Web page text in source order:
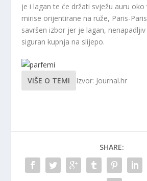
je i lagan te će držati svježu auru
mirise orijentirane na ruže, Paris-
savršen izbor jer je lagan,
siguran kupnja na slijepo.
VIŠE O TEMI Izvor: Journal.hr
SHARE: